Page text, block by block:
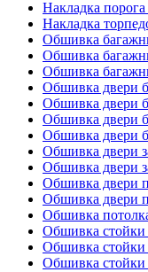
Накладка
Накладка
Обшивка
Обшивка
Обшивка
Обшивка двери
Обшивка двери
Обшивка двери
Обшивка двери
Обшивка двери
Обшивка двери
Обшивка двери
Обшивка двери
Обшивка
Обшивка стойки
Обшивка стойки
Обшивка стойки